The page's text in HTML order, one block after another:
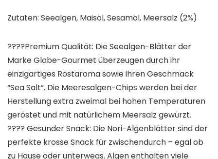
Zutaten: Seealgen, Maisöl, Sesamöl, Meersalz (2%)
????Premium Qualität: Die Seealgen-Blätter der
Marke Globe-Gourmet überzeugen durch ihr
einzigartiges Röstaroma sowie ihren Geschmack
“Sea Salt”. Die Meeresalgen-Chips werden bei der
Herstellung extra zweimal bei hohen Temperaturen
geröstet und mit natürlichem Meersalz gewürzt.
???? Gesunder Snack: Die Nori-Algenblätter sind der
perfekte krosse Snack für zwischendurch – egal ob
zu Hause oder unterwegs. Algen enthalten viele